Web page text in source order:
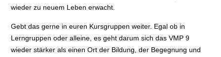
wieder zu neuem Leben erwacht.
Gebt das gerne in euren Kursgruppen weiter. Egal ob in
Lerngruppen oder alleine, es geht darum sich das VMP 9
wieder stärker als einen Ort der Bildung, der Begegnung und